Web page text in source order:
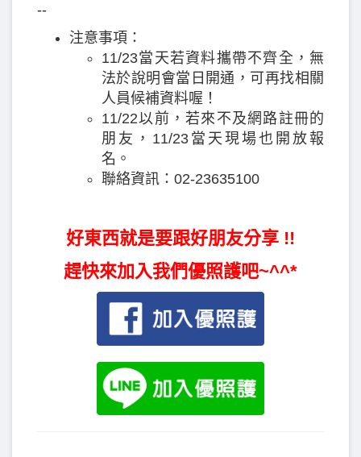
--
注意事項：
11/23當天若資料攜帶不齊全，無
法於說明會當日開通，可再找相關
人員候補資料喔！
11/22以前，若來不及網路註冊的
朋友，11/23當天現場也開放報
名。
聯絡資訊：02-23635100
好東西就是要跟好朋友分享 !!
趕快來加入我們優照護吧~^^*